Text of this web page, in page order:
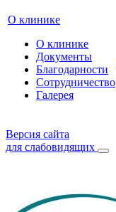
О клинике
О клинике
Документы
Благодарности
Сотрудничество
Галерея
Версия сайта
для слабовидящих